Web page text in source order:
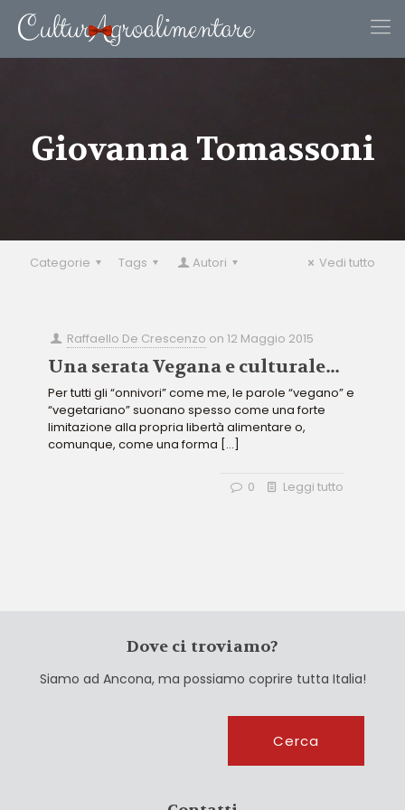
Giovanna Tomassoni
Categorie Tags Autori Vedi tutto
Raffaello De Crescenzo on12 Maggio 2015
Una serata Vegana e culturale…
Per tutti gli “onnivori” come me, le parole “vegano” e
“vegetariano” suonano spesso come una forte
limitazione alla propria libertà alimentare o,
comunque, come una forma […]
0 Leggi tutto
Dove ci troviamo?
Siamo ad Ancona, ma possiamo coprire tutta Italia!
Cerca